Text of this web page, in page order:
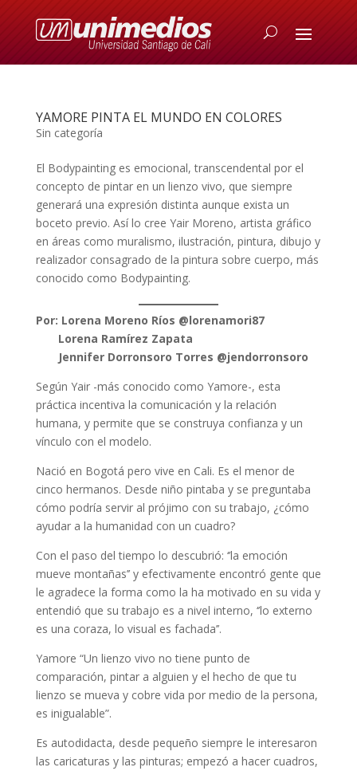
YAMORE PINTA EL MUNDO EN COLORES
Sin categoría
El Bodypainting es emocional, transcendental por el
concepto de pintar en un lienzo vivo, que siempre
generará una expresión distinta aunque exista un
boceto previo. Así lo cree Yair Moreno, artista gráfico
en áreas como muralismo, ilustración, pintura, dibujo y
realizador consagrado de la pintura sobre cuerpo, más
conocido como Bodypainting.
Por: Lorena Moreno Ríos @lorenamori87
Lorena Ramírez Zapata
Jennifer Dorronsoro Torres @jendorronsoro
Según Yair -más conocido como Yamore-, esta
práctica incentiva la comunicación y la relación
humana, y permite que se construya confianza y un
vínculo con el modelo.
Nació en Bogotá pero vive en Cali. Es el menor de
cinco hermanos. Desde niño pintaba y se preguntaba
cómo podría servir al prójimo con su trabajo, ¿cómo
ayudar a la humanidad con un cuadro?
Con el paso del tiempo lo descubrió: ‘’la emoción
mueve montañas’’ y efectivamente encontró gente que
le agradece la forma como la ha motivado en su vida y
entendió que su trabajo es a nivel interno, ‘’lo externo
es una coraza, lo visual es fachada’’.
Yamore “Un lienzo vivo no tiene punto de
comparación, pintar a alguien y el hecho de que tu
lienzo se mueva y cobre vida por medio de la persona,
es inigualable”.
Es autodidacta, desde pequeño siempre le interesaron
las caricaturas y las pinturas; empezó a hacer cuadros,